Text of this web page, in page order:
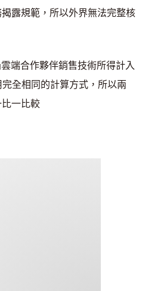
露規範，所以外界無法完整核
端合作夥伴銷售技術所得計入
全相同的計算方式，所以兩
一比較